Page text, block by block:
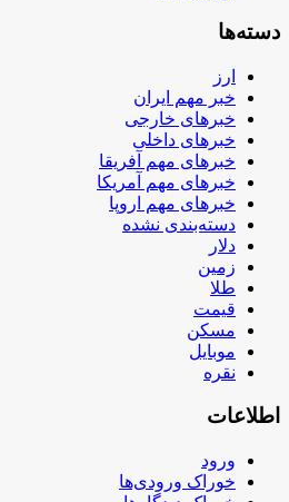
دسته‌ها
ارز
خبر مهم ایران
خبرهای خارجی
خبرهای داخلی
خبرهای مهم آفریقا
خبرهای مهم آمریکا
خبرهای مهم اروپا
دسته‌بندی نشده
دلار
زمین
طلا
قیمت
مسکن
موبایل
نقره
اطلاعات
ورود
خوراک ورودی‌ها